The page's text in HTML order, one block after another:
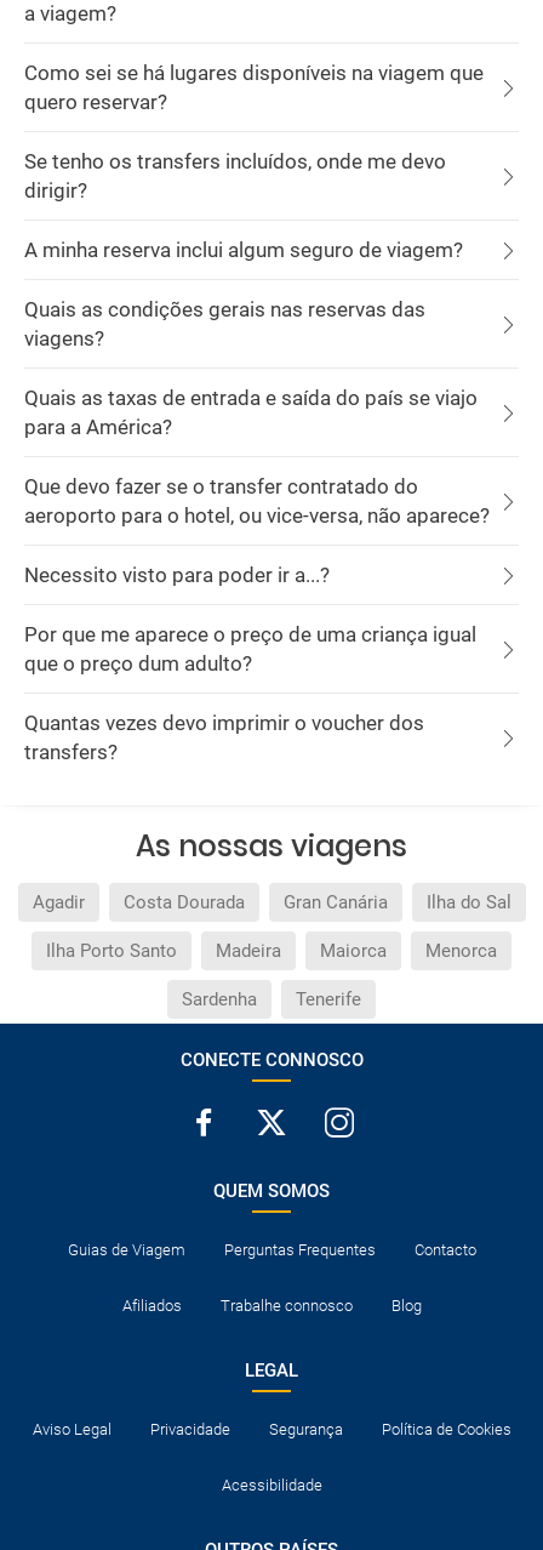
a viagem?
Como sei se há lugares disponíveis na viagem que
quero reservar?
Se tenho os transfers incluídos, onde me devo
dirigir?
A minha reserva inclui algum seguro de viagem?
Quais as condições gerais nas reservas das
viagens?
Quais as taxas de entrada e saída do país se viajo
para a América?
Que devo fazer se o transfer contratado do
aeroporto para o hotel, ou vice-versa, não aparece?
Necessito visto para poder ir a...?
Por que me aparece o preço de uma criança igual
que o preço dum adulto?
Quantas vezes devo imprimir o voucher dos
transfers?
As nossas viagens
Agadir Costa Dourada Gran Canária Ilha do Sal
Ilha Porto Santo Madeira Maiorca Menorca
Sardenha Tenerife
CONECTE CONNOSCO
QUEM SOMOS
Guias de Viagem Perguntas Frequentes Contacto
Afiliados Trabalhe connosco Blog
LEGAL
Aviso Legal Privacidade Segurança Política de Cookies
Acessibilidade